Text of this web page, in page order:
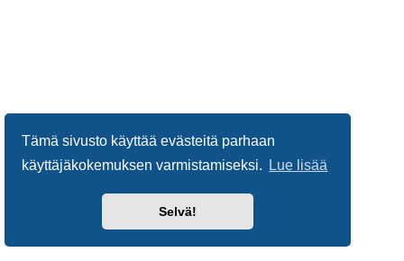
Tämä sivusto käyttää evästeitä parhaan
käyttäjäkokemuksen varmistamiseksi.
Lue lisää
Selvä!